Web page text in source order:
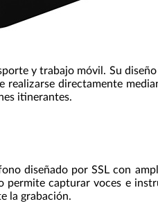
y trabajo móvil. Su
directamente
itinerantes.
diseñado por SSL con
capturar voces e
la grabación.